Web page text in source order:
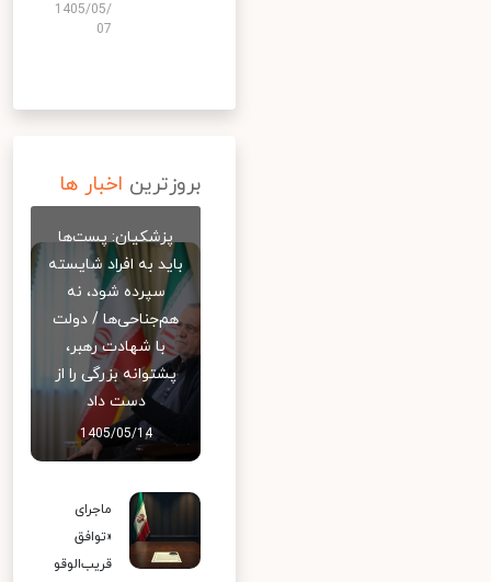
1405/05/
07
بروزترین اخبار ها
پزشکیان: پست‌ها
باید به افراد شایسته
سپرده شود، نه
هم‌جناحی‌ها / دولت
با شهادت رهبر،
پشتوانه بزرگی را از
دست داد
1405/05/14
ماجرای
«توافق
قریب‌الوقو